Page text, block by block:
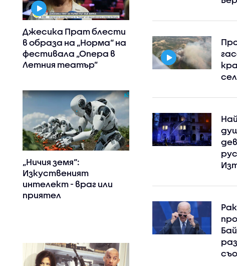
Джесика Прат блести
в образа на „Норма“ на
фестивала „Опера в
Летния театър”
„Ничия земя“:
Изкуственият
интелект - враг или
приятел